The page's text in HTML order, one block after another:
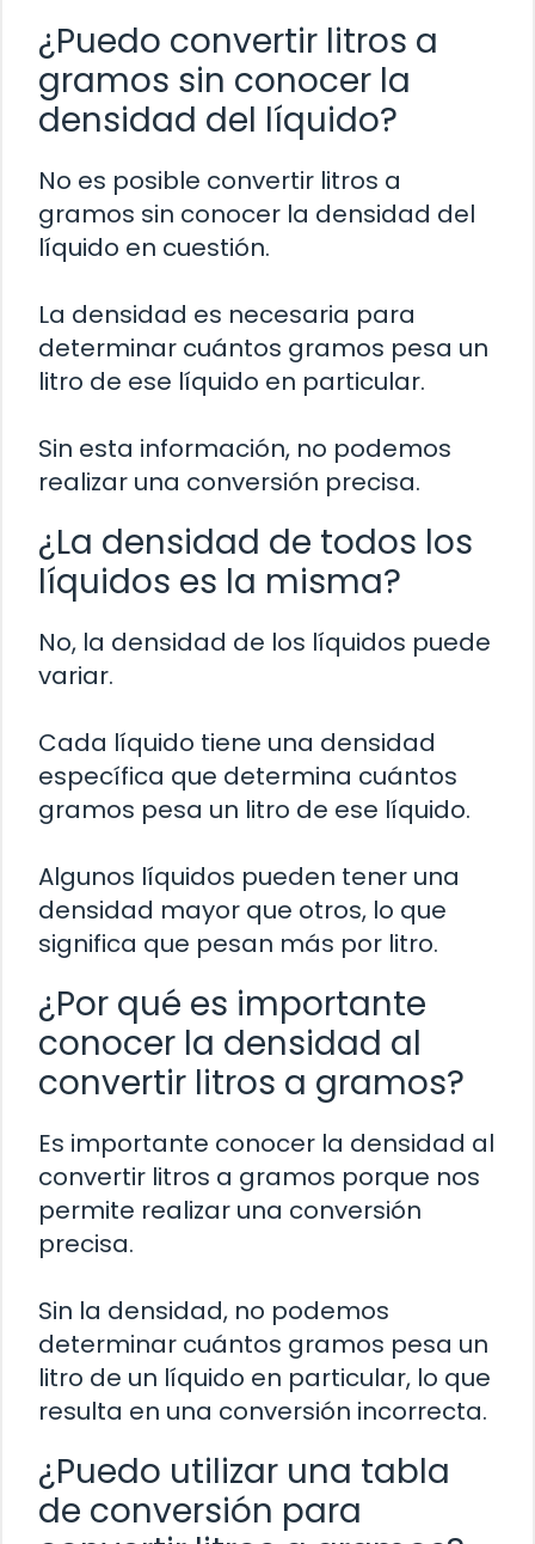
¿Puedo convertir litros a
gramos sin conocer la
densidad del líquido?
No es posible convertir litros a
gramos sin conocer la densidad del
líquido en cuestión.
La densidad es necesaria para
determinar cuántos gramos pesa un
litro de ese líquido en particular.
Sin esta información, no podemos
realizar una conversión precisa.
¿La densidad de todos los
líquidos es la misma?
No, la densidad de los líquidos puede
variar.
Cada líquido tiene una densidad
específica que determina cuántos
gramos pesa un litro de ese líquido.
Algunos líquidos pueden tener una
densidad mayor que otros, lo que
significa que pesan más por litro.
¿Por qué es importante
conocer la densidad al
convertir litros a gramos?
Es importante conocer la densidad al
convertir litros a gramos porque nos
permite realizar una conversión
precisa.
Sin la densidad, no podemos
determinar cuántos gramos pesa un
litro de un líquido en particular, lo que
resulta en una conversión incorrecta.
¿Puedo utilizar una tabla
de conversión para